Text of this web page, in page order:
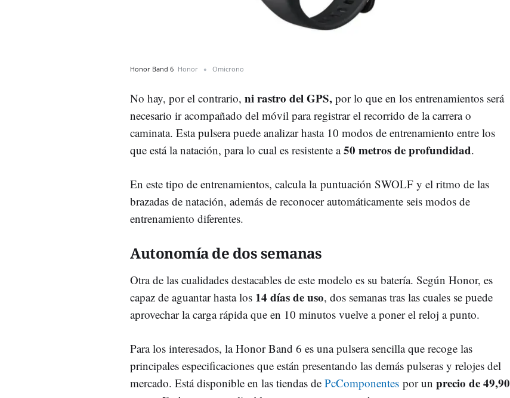
Honor Band 6 Honor Omicrono
No hay, por el contrario, ni rastro del GPS, por lo que en los entrenamientos será
necesario ir acompañado del móvil para registrar el recorrido de la carrera o
caminata. Esta pulsera puede analizar hasta 10 modos de entrenamiento entre los
que está la natación, para lo cual es resistente a50 metros de profundidad.
En este tipo de entrenamientos, calcula la puntuación SWOLF y el ritmo de las
brazadas de natación, además de reconocer automáticamente seis modos de
entrenamiento diferentes.
Autonomía de dos semanas
Otra de las cualidades destacables de este modelo es su batería. Según Honor, es
capaz de aguantar hasta los 14 días de uso, dos semanas tras las cuales se puede
aprovechar la carga rápida que en 10 minutos vuelve a poner el reloj a punto.
Para los interesados, la Honor Band 6 es una pulsera sencilla que recoge las
principales especificaciones que están presentando las demás pulseras y relojes del
mercado. Está disponible en las tiendas de PcComponentes por un precio de 49,90